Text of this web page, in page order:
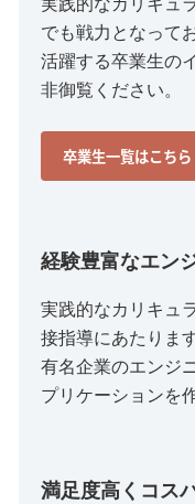
実践的なカリキュ
でも戦力となって
活躍する卒業生の
非御覧ください。
卒業生一覧はこちら
経験豊富なエン
実践的なカリキュ
接指導にあたります
有名企業のエンジ
プリケーションを
満足度高くコス